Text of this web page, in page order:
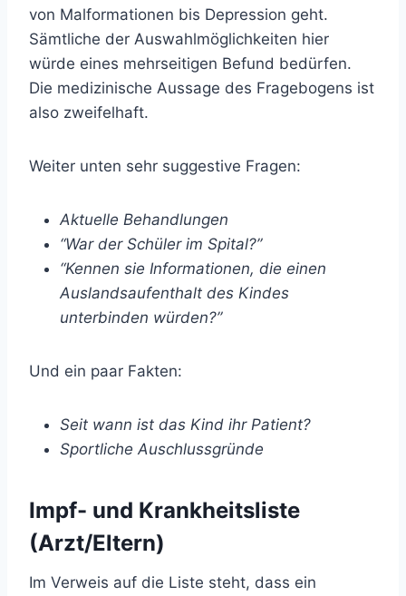
von Malformationen bis Depression geht.
Sämtliche der Auswahlmöglichkeiten hier
würde eines mehrseitigen Befund bedürfen.
Die medizinische Aussage des Fragebogens ist
also zweifelhaft.
Weiter unten sehr suggestive Fragen:
Aktuelle Behandlungen
“War der Schüler im Spital?”
“Kennen sie Informationen, die einen
Auslandsaufenthalt des Kindes
unterbinden würden?”
Und ein paar Fakten:
Seit wann ist das Kind ihr Patient?
Sportliche Auschlussgründe
Impf- und Krankheitsliste
(Arzt/Eltern)
Im Verweis auf die Liste steht, dass ein